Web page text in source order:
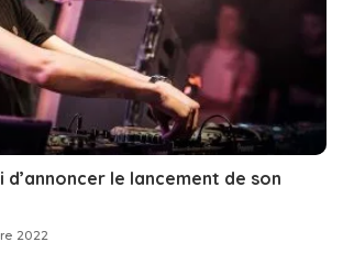
d’annoncer le lancement de son
2022